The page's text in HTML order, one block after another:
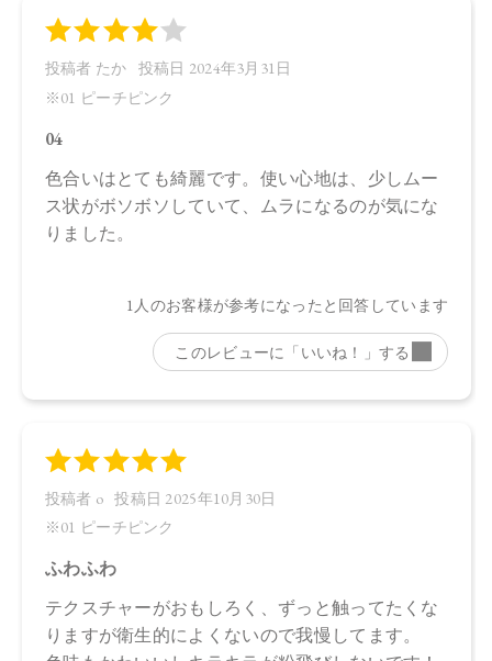
●パッケージはリニューアル等の理由により、写真と異なる場
合がございます。
●パッケージのリニューアル等の理由により、成分・処方が記
載と異なる場合がございます。